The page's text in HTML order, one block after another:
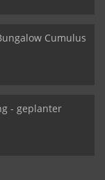
Cumulus
- geplanter